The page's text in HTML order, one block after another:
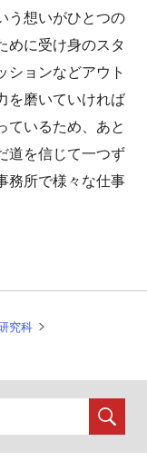
う想いがひとつの
めに受け身のスタ
ションなどアウト
を磨いていければ
ているため、あと
道を信じて一つず
務所で様々な仕事
究科